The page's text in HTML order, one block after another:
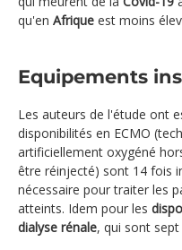
qu'en Afrique est moins
Equipements
Les auteurs de l'étude ont
disponibilités en ECMO
artificiellement oxygéné
être réinjecté) sont 14 fois
nécessaire pour traiter les
atteints. Idem pour les
dialyse rénale, qui sont